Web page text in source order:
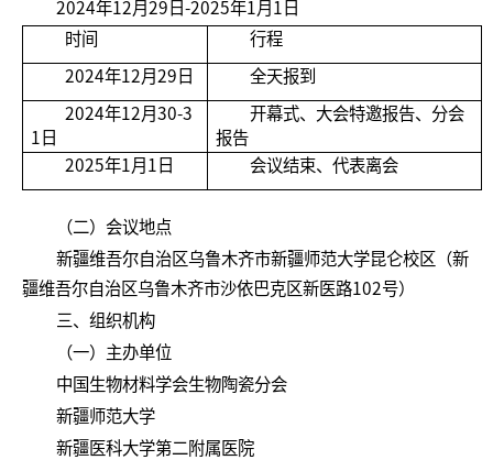
2024年12月29日-2025年1月1日
时间
行程
2024年12月29日 全天报到
2024年12月30-3
1日
开幕式、大会特邀报告、分会
报告
2025年1月1日
会议结束、代表离会
（二）会议地点
新疆维吾尔自治区乌鲁木齐市新疆师范大学昆仑校区（新
疆维吾尔自治区乌鲁木齐市沙依巴克区新医路102号）
三、组织机构
（一）主办单位
中国生物材料学会生物陶瓷分会
新疆师范大学
新疆医科大学第二附属医院